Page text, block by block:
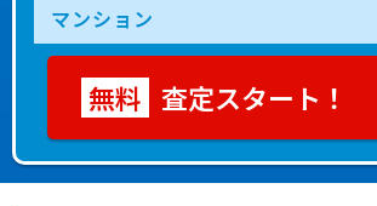
査定スタート！